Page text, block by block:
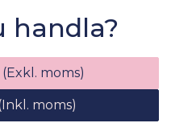
med
rabatt
nedan för att få en
hela ditt köp
handla?
moms)
moms)